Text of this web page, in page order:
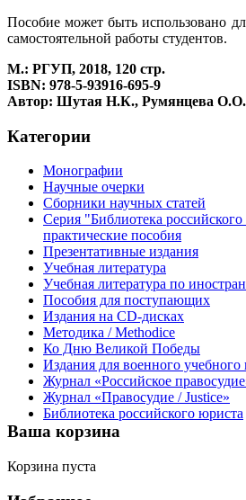
Пособие может быть использовано
самостоятельной работы студентов.
М.: РГУП, 2018, 120 стр.
ISBN: 978-5-93916-695-9
Автор: Шутая Н.К., Румянцева О.О.
Категории
Монографии
Научные очерки
Сборники научных статей
Серия "Библиотека
практические пособия
Презентативные издания
Учебная литература
Учебная литература по
Пособия для поступающих
Издания на CD-дисках
Методика / Methodice
Ко Дню Великой Победы
Издания для военного
Журнал «Российское
Журнал «Правосудие / Justice»
Библиотека российского юриста
Ваша корзина
Корзина пуста